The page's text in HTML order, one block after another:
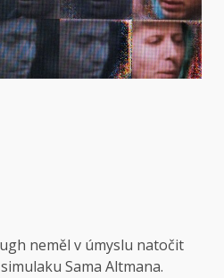
neměl v úmyslu natočit
Sama Altmana.